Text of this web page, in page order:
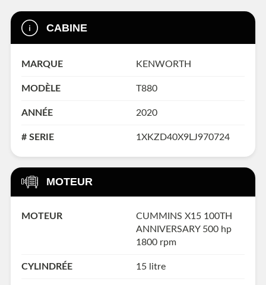
CABINE
MARQUE KENWORTH
MODÈLE T880
ANNÉE 2020
# SERIE 1XKZD40X9LJ970724
MOTEUR
MOTEUR
CUMMINS X15 100TH
ANNIVERSARY 500 hp
1800 rpm
CYLINDRÉE 15 litre